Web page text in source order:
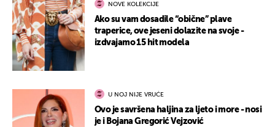
NOVE KOLEKCIJE
Ako su vam dosadile “obične” plave
traperice, ove jeseni dolazite na svoje -
izdvajamo 15 hit modela
U NOJ NIJE VRUĆE
Ovo je savršena haljina za ljeto i more - nosi
je i Bojana Gregorić Vejzović